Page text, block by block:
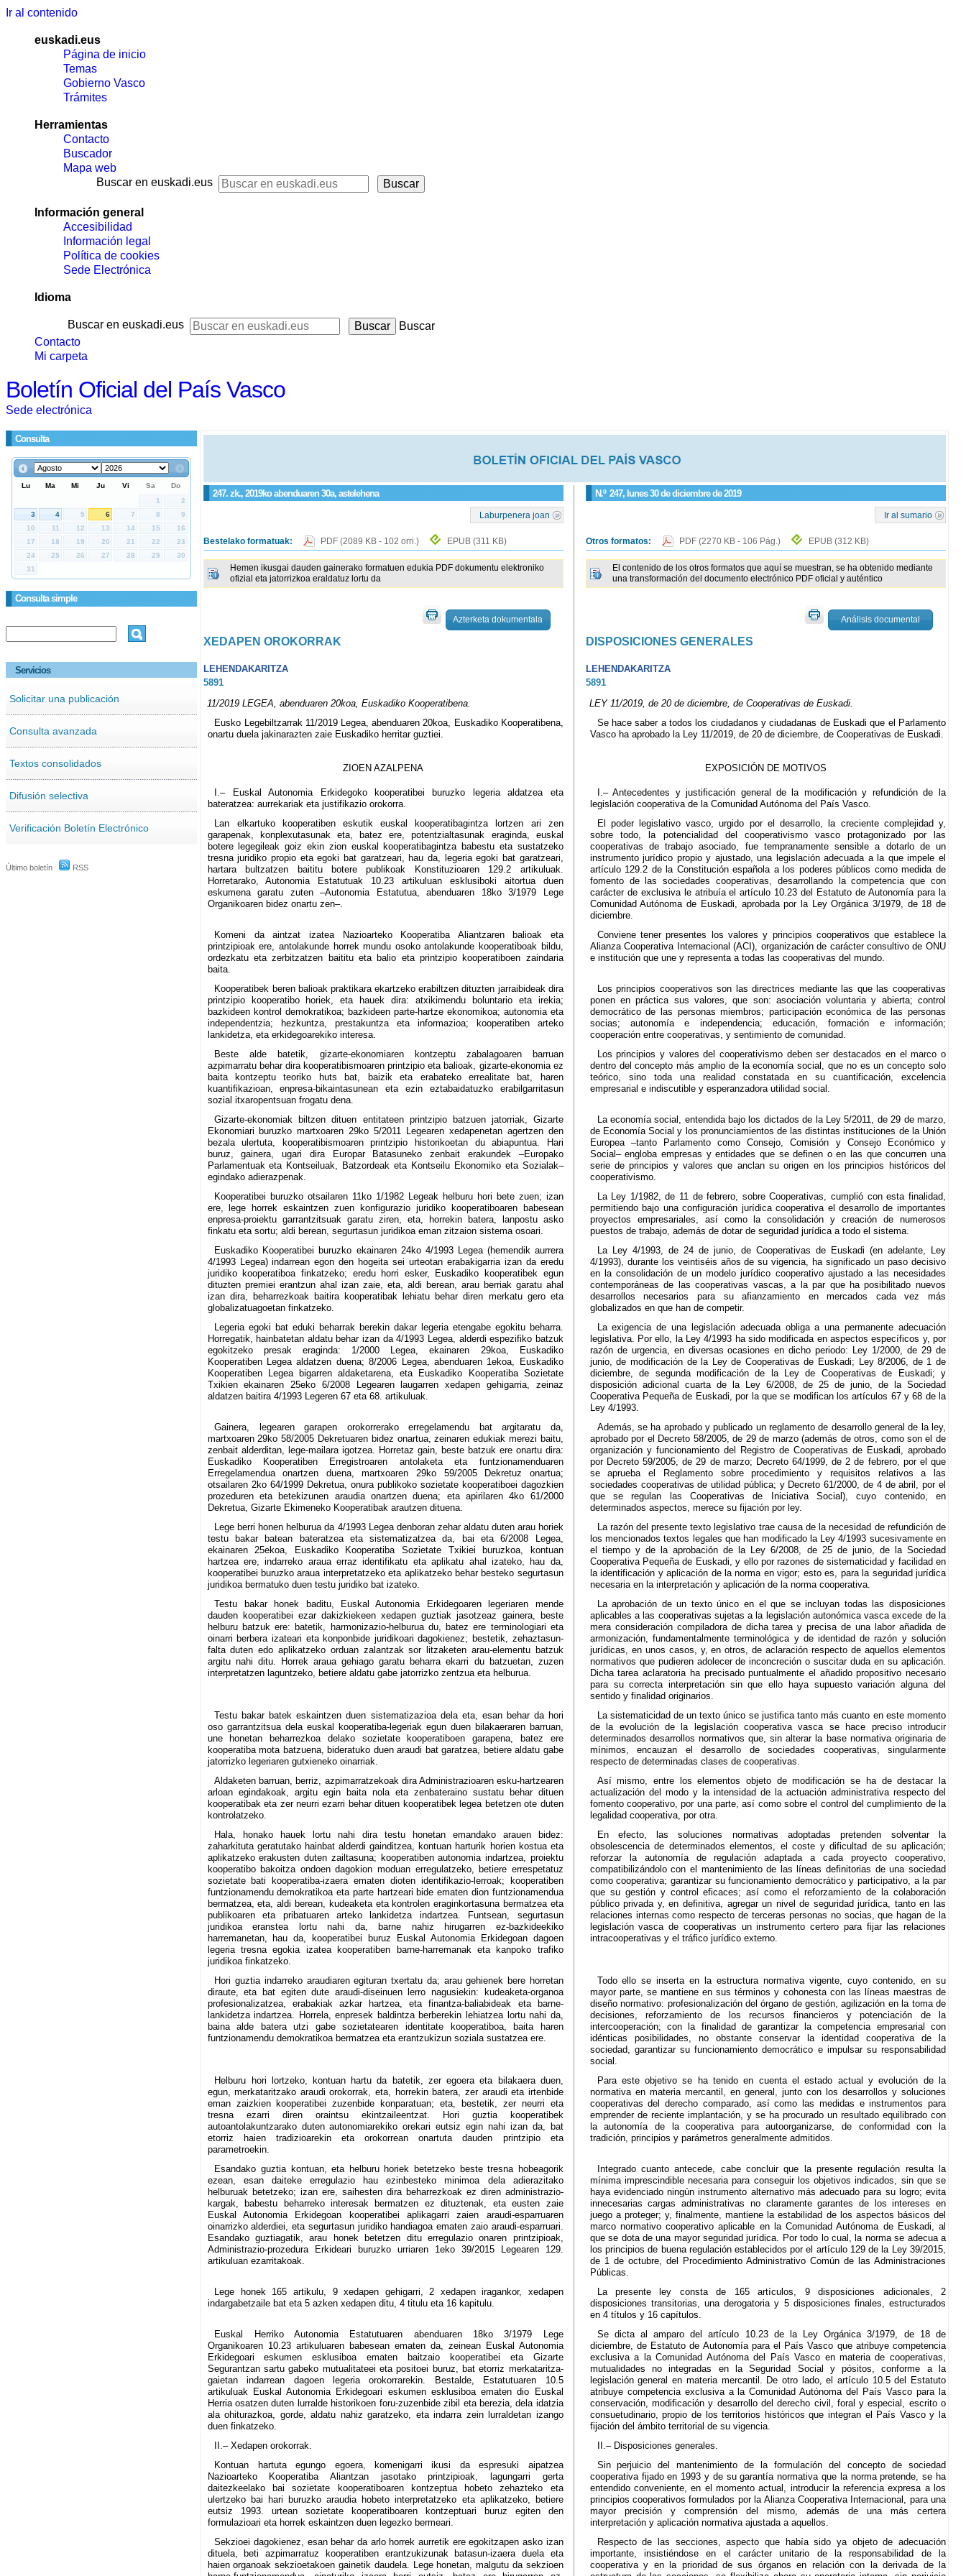
Ir al contenido
euskadi.eus
Página de inicio
Temas
Gobierno Vasco
Trámites
Herramientas
Contacto
Buscador
Mapa web
Buscar en euskadi.eus
Información general
Accesibilidad
Información legal
Política de cookies
Sede Electrónica
Idioma
Buscar en euskadi.eus
Buscar
Contacto
Mi carpeta
Boletín Oficial del País Vasco
Sede electrónica
Consulta
Consulta simple
Servicios
Solicitar una publicación
Consulta avanzada
Textos consolidados
Difusión selectiva
Verificación Boletín Electrónico
Último boletín RSS
247. zk., 2019ko abenduaren 30a, astelehena N.º 247, lunes 30 de diciembre de 2019
Laburpenera joan
Bestelako formatuak: PDF (2089 KB - 102 orri.) EPUB (311 KB)
Hemen ikusgai dauden gainerako formatuen edukia PDF dokumentu elektroniko
ofizial eta jatorrizkoa eraldatuz lortu da
Azterketa dokumentala
Ir al sumario
Otros formatos: PDF (2270 KB - 106 Pág.) EPUB (312 KB)
El contenido de los otros formatos que aquí se muestran, se ha obtenido mediante
una transformación del documento electrónico PDF oficial y auténtico
Análisis documental
XEDAPEN OROKORRAK DISPOSICIONES GENERALES
LEHENDAKARITZA
LEHENDAKARITZA
5891
5891
11/2019 LEGEA, abenduaren 20koa, Euskadiko Kooperatibena.
LEY 11/2019, de 20 de diciembre, de Cooperativas de Euskadi.
Eusko Legebiltzarrak 11/2019 Legea, abenduaren 20koa, Euskadiko Kooperatibena,
onartu duela jakinarazten zaie Euskadiko herritar guztiei.
Se hace saber a todos los ciudadanos y ciudadanas de Euskadi que el Parlamento
Vasco ha aprobado la Ley 11/2019, de 20 de diciembre, de Cooperativas de Euskadi.
ZIOEN AZALPENA EXPOSICIÓN DE MOTIVOS
I.– Euskal Autonomia Erkidegoko kooperatibei buruzko legeria aldatzea eta
bateratzea: aurrekariak eta justifikazio orokorra.
I.– Antecedentes y justificación general de la modificación y refundición de la
legislación cooperativa de la Comunidad Autónoma del País Vasco.
Lan elkartuko kooperatiben eskutik euskal kooperatibagintza lortzen ari zen
garapenak, konplexutasunak eta, batez ere, potentzialtasunak eraginda, euskal
botere legegileak goiz ekin zion euskal kooperatibagintza babestu eta sustatzeko
tresna juridiko propio eta egoki bat garatzeari, hau da, legeria egoki bat garatzeari,
hartara bultzatzen baititu botere publikoak Konstituzioaren 129.2 artikuluak.
Horretarako, Autonomia Estatutuak 10.23 artikuluan esklusiboki aitortua duen
eskumena garatu zuten –Autonomia Estatutua, abenduaren 18ko 3/1979 Lege
Organikoaren bidez onartu zen–.
El poder legislativo vasco, urgido por el desarrollo, la creciente complejidad y,
sobre todo, la potencialidad del cooperativismo vasco protagonizado por las
cooperativas de trabajo asociado, fue tempranamente sensible a dotarlo de un
instrumento jurídico propio y ajustado, una legislación adecuada a la que impele el
artículo 129.2 de la Constitución española a los poderes públicos como medida de
fomento de las sociedades cooperativas, desarrollando la competencia que con
carácter de exclusiva le atribuía el artículo 10.23 del Estatuto de Autonomía para la
Comunidad Autónoma de Euskadi, aprobada por la Ley Orgánica 3/1979, de 18 de
diciembre.
Komeni da aintzat izatea Nazioarteko Kooperatiba Aliantzaren balioak eta
printzipioak ere, antolakunde horrek mundu osoko antolakunde kooperatiboak bildu,
ordezkatu eta zerbitzatzen baititu eta balio eta printzipio kooperatiboen zaindaria
baita.
Conviene tener presentes los valores y principios cooperativos que establece la
Alianza Cooperativa Internacional (ACI), organización de carácter consultivo de ONU
e institución que une y representa a todas las cooperativas del mundo.
Kooperatibek beren balioak praktikara ekartzeko erabiltzen dituzten jarraibideak dira
printzipio kooperatibo horiek, eta hauek dira: atxikimendu boluntario eta irekia;
bazkideen kontrol demokratikoa; bazkideen parte-hartze ekonomikoa; autonomia eta
independentzia; hezkuntza, prestakuntza eta informazioa; kooperatiben arteko
lankidetza, eta erkidegoarekiko interesa.
Los principios cooperativos son las directrices mediante las que las cooperativas
ponen en práctica sus valores, que son: asociación voluntaria y abierta; control
democrático de las personas miembros; participación económica de las personas
socias; autonomía e independencia; educación, formación e información;
cooperación entre cooperativas, y sentimiento de comunidad.
Beste alde batetik, gizarte-ekonomiaren kontzeptu zabalagoaren barruan
azpimarratu behar dira kooperatibismoaren printzipio eta balioak, gizarte-ekonomia ez
baita kontzeptu teoriko huts bat, baizik eta erabateko errealitate bat, haren
kuantifikazioan, enpresa-bikaintasunean eta ezin eztabaidatuzko erabilgarritasun
sozial itxaropentsuan frogatu dena.
Los principios y valores del cooperativismo deben ser destacados en el marco o
dentro del concepto más amplio de la economía social, que no es un concepto solo
teórico, sino toda una realidad constatada en su cuantificación, excelencia
empresarial e indiscutible y esperanzadora utilidad social.
Gizarte-ekonomiak biltzen dituen entitateen printzipio batzuen jatorriak, Gizarte
Ekonomiari buruzko martxoaren 29ko 5/2011 Legearen xedapenetan agertzen den
bezala ulertuta, kooperatibismoaren printzipio historikoetan du abiapuntua. Hari
buruz, gainera, ugari dira Europar Batasuneko zenbait erakundek –Europako
Parlamentuak eta Kontseiluak, Batzordeak eta Kontseilu Ekonomiko eta Sozialak–
egindako adierazpenak.
La economía social, entendida bajo los dictados de la Ley 5/2011, de 29 de marzo,
de Economía Social y los pronunciamientos de las distintas instituciones de la Unión
Europea –tanto Parlamento como Consejo, Comisión y Consejo Económico y
Social– engloba empresas y entidades que se definen o en las que concurren una
serie de principios y valores que anclan su origen en los principios históricos del
cooperativismo.
Kooperatibei buruzko otsailaren 11ko 1/1982 Legeak helburu hori bete zuen; izan
ere, lege horrek eskaintzen zuen konfigurazio juridiko kooperatiboaren babesean
enpresa-proiektu garrantzitsuak garatu ziren, eta, horrekin batera, lanpostu asko
finkatu eta sortu; aldi berean, segurtasun juridikoa eman zitzaion sistema osoari.
La Ley 1/1982, de 11 de febrero, sobre Cooperativas, cumplió con esta finalidad,
permitiendo bajo una configuración jurídica cooperativa el desarrollo de importantes
proyectos empresariales, así como la consolidación y creación de numerosos
puestos de trabajo, además de dotar de seguridad jurídica a todo el sistema.
Euskadiko Kooperatibei buruzko ekainaren 24ko 4/1993 Legea (hemendik aurrera
4/1993 Legea) indarrean egon den hogeita sei urteotan erabakigarria izan da eredu
juridiko kooperatiboa finkatzeko; eredu horri esker, Euskadiko kooperatibek egun
dituzten premiei erantzun ahal izan zaie, eta, aldi berean, arau berriak garatu ahal
izan dira, beharrezkoak baitira kooperatibak lehiatu behar diren merkatu gero eta
globalizatuagoetan finkatzeko.
La Ley 4/1993, de 24 de junio, de Cooperativas de Euskadi (en adelante, Ley
4/1993), durante los veintiséis años de su vigencia, ha significado un paso decisivo
en la consolidación de un modelo jurídico cooperativo ajustado a las necesidades
contemporáneas de las cooperativas vascas, a la par que ha posibilitado nuevos
desarrollos necesarios para su afianzamiento en mercados cada vez más
globalizados en que han de competir.
Legeria egoki bat eduki beharrak berekin dakar legeria etengabe egokitu beharra.
Horregatik, hainbatetan aldatu behar izan da 4/1993 Legea, alderdi espezifiko batzuk
egokitzeko presak eraginda: 1/2000 Legea, ekainaren 29koa, Euskadiko
Kooperatiben Legea aldatzen duena; 8/2006 Legea, abenduaren 1ekoa, Euskadiko
Kooperatiben Legea bigarren aldaketarena, eta Euskadiko Kooperatiba Sozietate
Txikien ekainaren 25eko 6/2008 Legearen laugarren xedapen gehigarria, zeinaz
aldatzen baitira 4/1993 Legeren 67 eta 68. artikuluak.
La exigencia de una legislación adecuada obliga a una permanente adecuación
legislativa. Por ello, la Ley 4/1993 ha sido modificada en aspectos específicos y, por
razón de urgencia, en diversas ocasiones en dicho periodo: Ley 1/2000, de 29 de
junio, de modificación de la Ley de Cooperativas de Euskadi; Ley 8/2006, de 1 de
diciembre, de segunda modificación de la Ley de Cooperativas de Euskadi; y
disposición adicional cuarta de la Ley 6/2008, de 25 de junio, de la Sociedad
Cooperativa Pequeña de Euskadi, por la que se modifican los artículos 67 y 68 de la
Ley 4/1993.
Gainera, legearen garapen orokorrerako erregelamendu bat argitaratu da,
martxoaren 29ko 58/2005 Dekretuaren bidez onartua, zeinaren edukiak merezi baitu,
zenbait alderditan, lege-mailara igotzea. Horretaz gain, beste batzuk ere onartu dira:
Euskadiko Kooperatiben Erregistroaren antolaketa eta funtzionamenduaren
Erregelamendua onartzen duena, martxoaren 29ko 59/2005 Dekretuz onartua;
otsailaren 2ko 64/1999 Dekretua, onura publikoko sozietate kooperatiboei dagozkien
prozeduren eta betekizunen araudia onartzen duena; eta apirilaren 4ko 61/2000
Dekretua, Gizarte Ekimeneko Kooperatibak arautzen dituena.
Además, se ha aprobado y publicado un reglamento de desarrollo general de la ley,
aprobado por el Decreto 58/2005, de 29 de marzo (además de otros, como son el de
organización y funcionamiento del Registro de Cooperativas de Euskadi, aprobado
por Decreto 59/2005, de 29 de marzo; Decreto 64/1999, de 2 de febrero, por el que
se aprueba el Reglamento sobre procedimiento y requisitos relativos a las
sociedades cooperativas de utilidad pública; y Decreto 61/2000, de 4 de abril, por el
que se regulan las Cooperativas de Iniciativa Social), cuyo contenido, en
determinados aspectos, merece su fijación por ley.
Lege berri honen helburua da 4/1993 Legea denboran zehar aldatu duten arau horiek
testu bakar batean bateratzea eta sistematizatzea da, bai eta 6/2008 Legea,
ekainaren 25ekoa, Euskadiko Kooperatiba Sozietate Txikiei buruzkoa, kontuan
hartzea ere, indarreko araua erraz identifikatu eta aplikatu ahal izateko, hau da,
kooperatibei buruzko araua interpretatzeko eta aplikatzeko behar besteko segurtasun
juridikoa bermatuko duen testu juridiko bat izateko.
La razón del presente texto legislativo trae causa de la necesidad de refundición de
los mencionados textos legales que han modificado la Ley 4/1993 sucesivamente en
el tiempo y de la aprobación de la Ley 6/2008, de 25 de junio, de la Sociedad
Cooperativa Pequeña de Euskadi, y ello por razones de sistematicidad y facilidad en
la identificación y aplicación de la norma en vigor; esto es, para la seguridad jurídica
necesaria en la interpretación y aplicación de la norma cooperativa.
Testu bakar honek baditu, Euskal Autonomia Erkidegoaren legeriaren mende
dauden kooperatibei ezar dakizkiekeen xedapen guztiak jasotzeaz gainera, beste
helburu batzuk ere: batetik, harmonizazio-helburua du, batez ere terminologiari eta
oinarri berbera izateari eta konponbide juridikoari dagokienez; bestetik, zehaztasun-
falta duten edo aplikatzeko orduan zalantzak sor litzaketen arau-elementu batzuk
argitu nahi ditu. Horrek araua gehiago garatu beharra ekarri du batzuetan, zuzen
interpretatzen laguntzeko, betiere aldatu gabe jatorrizko zentzua eta helburua.
La aprobación de un texto único en el que se incluyan todas las disposiciones
aplicables a las cooperativas sujetas a la legislación autonómica vasca excede de la
mera consideración compiladora de dicha tarea y precisa de una labor añadida de
armonización, fundamentalmente terminológica y de identidad de razón y solución
jurídicas, en unos casos, y, en otros, de aclaración respecto de aquellos elementos
normativos que pudieren adolecer de inconcreción o suscitar duda en su aplicación.
Dicha tarea aclaratoria ha precisado puntualmente el añadido propositivo necesario
para su correcta interpretación sin que ello haya supuesto variación alguna del
sentido y finalidad originarios.
Testu bakar batek eskaintzen duen sistematizazioa dela eta, esan behar da hori
oso garrantzitsua dela euskal kooperatiba-legeriak egun duen bilakaeraren barruan,
une honetan beharrezkoa delako sozietate kooperatiboen garapena, batez ere
kooperatiba mota batzuena, bideratuko duen araudi bat garatzea, betiere aldatu gabe
jatorrizko legeriaren gutxieneko oinarriak.
La sistematicidad de un texto único se justifica tanto más cuanto en este momento
de la evolución de la legislación cooperativa vasca se hace preciso introducir
determinados desarrollos normativos que, sin alterar la base normativa originaria de
mínimos, encauzan el desarrollo de sociedades cooperativas, singularmente
respecto de determinadas clases de cooperativas.
Aldaketen barruan, berriz, azpimarratzekoak dira Administrazioaren esku-hartzearen
arloan egindakoak, argitu egin baita nola eta zenbateraino sustatu behar dituen
kooperatibak eta zer neurri ezarri behar dituen kooperatibek legea betetzen ote duten
kontrolatzeko.
Así mismo, entre los elementos objeto de modificación se ha de destacar la
actualización del modo y la intensidad de la actuación administrativa respecto del
fomento cooperativo, por una parte, así como sobre el control del cumplimiento de la
legalidad cooperativa, por otra.
Hala, honako hauek lortu nahi dira testu honetan emandako arauen bidez:
zaharkituta geratutako hainbat alderdi gainditzea, kontuan harturik horien kostua eta
aplikatzeko erakusten duten zailtasuna; kooperatiben autonomia indartzea, proiektu
kooperatibo bakoitza ondoen dagokion moduan erregulatzeko, betiere errespetatuz
sozietate bati kooperatiba-izaera ematen dioten identifikazio-lerroak; kooperatiben
funtzionamendu demokratikoa eta parte hartzeari bide ematen dion funtzionamendua
bermatzea, eta, aldi berean, kudeaketa eta kontrolen eraginkortasuna bermatzea eta
publikoaren eta pribatuaren arteko lankidetza indartzea. Funtsean, segurtasun
juridikoa eranstea lortu nahi da, barne nahiz hirugarren ez-bazkideekiko
harremanetan, hau da, kooperatibei buruz Euskal Autonomia Erkidegoan dagoen
legeria tresna egokia izatea kooperatiben barne-harremanak eta kanpoko trafiko
juridikoa finkatzeko.
En efecto, las soluciones normativas adoptadas pretenden solventar la
obsolescencia de determinados elementos, el coste y dificultad de su aplicación;
reforzar la autonomía de regulación adaptada a cada proyecto cooperativo,
compatibilizándolo con el mantenimiento de las líneas definitorias de una sociedad
como cooperativa; garantizar su funcionamiento democrático y participativo, a la par
que su gestión y control eficaces; así como el reforzamiento de la colaboración
público privada y, en definitiva, agregar un nivel de seguridad jurídica, tanto en las
relaciones internas como respecto de terceras personas no socias, que hagan de la
legislación vasca de cooperativas un instrumento certero para fijar las relaciones
intracooperativas y el tráfico jurídico externo.
Hori guztia indarreko araudiaren egituran txertatu da; arau gehienek bere horretan
diraute, eta bat egiten dute araudi-diseinuen lerro nagusiekin: kudeaketa-organoa
profesionalizatzea, erabakiak azkar hartzea, eta finantza-baliabideak eta barne-
lankidetza indartzea. Horrela, enpresek baldintza berberekin lehiatzea lortu nahi da,
baina alde batera utzi gabe sozietatearen identitate kooperatiboa, baita haren
funtzionamendu demokratikoa bermatzea eta erantzukizun soziala sustatzea ere.
Todo ello se inserta en la estructura normativa vigente, cuyo contenido, en su
mayor parte, se mantiene en sus términos y cohonesta con las líneas maestras de
diseño normativo: profesionalización del órgano de gestión, agilización en la toma de
decisiones, reforzamiento de los recursos financieros y potenciación de la
intercooperación; con la finalidad de garantizar la competencia empresarial con
idénticas posibilidades, no obstante conservar la identidad cooperativa de la
sociedad, garantizar su funcionamiento democrático e impulsar su responsabilidad
social.
Helburu hori lortzeko, kontuan hartu da batetik, zer egoera eta bilakaera duen,
egun, merkataritzako araudi orokorrak, eta, horrekin batera, zer araudi eta irtenbide
eman zaizkien kooperatibei zuzenbide konparatuan; eta, bestetik, zer neurri eta
tresna ezarri diren oraintsu ekintzaileentzat. Hori guztia kooperatibek
autoantolakuntzarako duten autonomiarekiko orekari eutsiz egin nahi izan da, bat
etorriz haien tradizioarekin eta orokorrean onartuta dauden printzipio eta
parametroekin.
Para este objetivo se ha tenido en cuenta el estado actual y evolución de la
normativa en materia mercantil, en general, junto con los desarrollos y soluciones
cooperativas del derecho comparado, así como las medidas e instrumentos para
emprender de reciente implantación, y se ha procurado un resultado equilibrado con
la autonomía de la cooperativa para autoorganizarse, de conformidad con la
tradición, principios y parámetros generalmente admitidos.
Esandako guztia kontuan, eta helburu horiek betetzeko beste tresna hobeagorik
ezean, esan daiteke erregulazio hau ezinbesteko minimoa dela adierazitako
helburuak betetzeko; izan ere, saihesten dira beharrezkoak ez diren administrazio-
kargak, babestu beharreko interesak bermatzen ez dituztenak, eta eusten zaie
Euskal Autonomia Erkidegoan kooperatibei aplikagarri zaien araudi-esparruaren
oinarrizko alderdiei, eta segurtasun juridiko handiagoa ematen zaio araudi-esparruari.
Esandako guztiagatik, arau honek betetzen ditu erregulazio onaren printzipioak,
Administrazio-prozedura Erkideari buruzko urriaren 1eko 39/2015 Legearen 129.
artikuluan ezarritakoak.
Integrado cuanto antecede, cabe concluir que la presente regulación resulta la
mínima imprescindible necesaria para conseguir los objetivos indicados, sin que se
haya evidenciado ningún instrumento alternativo más adecuado para su logro; evita
innecesarias cargas administrativas no claramente garantes de los intereses en
juego a proteger; y, finalmente, mantiene la estabilidad de los aspectos básicos del
marco normativo cooperativo aplicable en la Comunidad Autónoma de Euskadi, al
que se dota de una mayor seguridad jurídica. Por todo lo cual, la norma se adecua a
los principios de buena regulación establecidos por el artículo 129 de la Ley 39/2015,
de 1 de octubre, del Procedimiento Administrativo Común de las Administraciones
Públicas.
Lege honek 165 artikulu, 9 xedapen gehigarri, 2 xedapen iragankor, xedapen
indargabetzaile bat eta 5 azken xedapen ditu, 4 titulu eta 16 kapitulu.
La presente ley consta de 165 artículos, 9 disposiciones adicionales, 2
disposiciones transitorias, una derogatoria y 5 disposiciones finales, estructurados
en 4 títulos y 16 capítulos.
Euskal Herriko Autonomia Estatutuaren abenduaren 18ko 3/1979 Lege
Organikoaren 10.23 artikuluaren babesean ematen da, zeinean Euskal Autonomia
Erkidegoari eskumen esklusiboa ematen baitzaio kooperatibei eta Gizarte
Segurantzan sartu gabeko mutualitateei eta positoei buruz, bat etorriz merkataritza-
gaietan indarrean dagoen legeria orokorrarekin. Bestalde, Estatutuaren 10.5
artikuluak Euskal Autonomia Erkidegoari eskumen esklusiboa ematen dio Euskal
Herria osatzen duten lurralde historikoen foru-zuzenbide zibil eta berezia, dela idatzia
ala ohiturazkoa, gorde, aldatu nahiz garatzeko, eta indarra zein lurraldetan izango
duen finkatzeko.
Se dicta al amparo del artículo 10.23 de la Ley Orgánica 3/1979, de 18 de
diciembre, de Estatuto de Autonomía para el País Vasco que atribuye competencia
exclusiva a la Comunidad Autónoma del País Vasco en materia de cooperativas,
mutualidades no integradas en la Seguridad Social y pósitos, conforme a la
legislación general en materia mercantil. De otro lado, el artículo 10.5 del Estatuto
atribuye competencia exclusiva a la Comunidad Autónoma del País Vasco para la
conservación, modificación y desarrollo del derecho civil, foral y especial, escrito o
consuetudinario, propio de los territorios históricos que integran el País Vasco y la
fijación del ámbito territorial de su vigencia.
II.– Xedapen orokorrak.
II.– Disposiciones generales.
Kontuan hartuta egungo egoera, komenigarri ikusi da espresuki aipatzea
Nazioarteko Kooperatiba Aliantzan jasotako printzipioak, lagungarri gerta
daitezkeelako bai sozietate kooperatiboaren kontzeptua hobeto zehazteko eta
ulertzeko bai hari buruzko araudia hobeto interpretatzeko eta aplikatzeko, betiere
eutsiz 1993. urtean sozietate kooperatiboaren kontzeptuari buruz egiten den
formulazioari eta horrek eskaintzen duen legezko bermeari.
Sin perjuicio del mantenimiento de la formulación del concepto de sociedad
cooperativa fijado en 1993 y de su garantía normativa que la norma pretende, se ha
entendido conveniente, en el momento actual, introducir la referencia expresa a los
principios cooperativos formulados por la Alianza Cooperativa Internacional, para una
mayor precisión y comprensión del mismo, además de una más certera
interpretación y aplicación normativa ajustada a aquellos.
Sekzioei dagokienez, esan behar da arlo horrek aurretik ere egokitzapen asko izan
dituela, beti azpimarratuz kooperatiben erantzukizunak batasun-izaera duela eta
haien organoak sekzioetakoen gainetik daudela. Lege honetan, malgutu da sekzioen
Respecto de las secciones, aspecto que había sido ya objeto de adecuación
importante, insistiéndose en el carácter unitario de la responsabilidad de la
cooperativa y en la prioridad de sus órganos en relación con la derivada de la